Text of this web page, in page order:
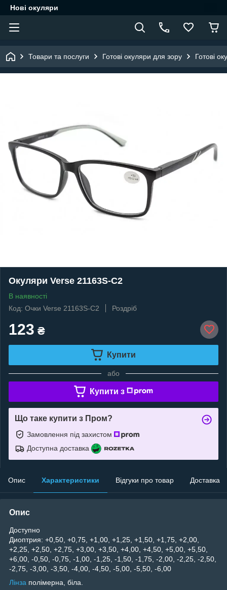
Нові окуляри
Товари та послуги Готові окуляри для зору Готові
Окуляри Verse 21163S-C2
В наявності
Код: Очки Verse 21163S-C2
Роздріб
123 ₴
Купити
або
Купити з
Що таке купити з Пром?
Замовлення під захистом
Доступна доставка
Опис Характеристики Відгуки про товар Доставка
Опис
Доступно
Диоптрия: +0,50, +0,75, +1,00, +1,25, +1,50, +1,75, +2,00,
+2,25, +2,50, +2,75, +3,00, +3,50, +4,00, +4,50, +5,00, +5,50,
+6,00, -0,50, -0,75, -1,00, -1,25, -1,50, -1,75, -2,00, -2,25, -2,50,
-2,75, -3,00, -3,50, -4,00, -4,50, -5,00, -5,50, -6,00
Лінза полімерна, біла.